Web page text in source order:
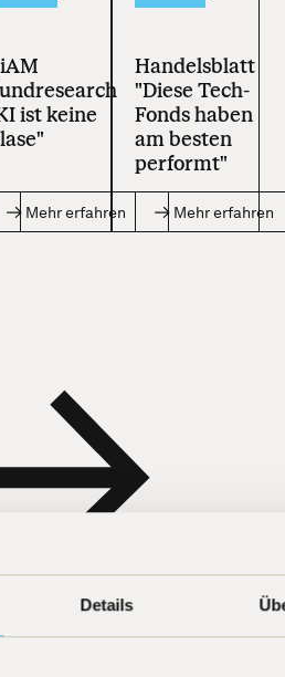
Details
ist keine
Mehr erfahren
Handelsblatt
"Diese Tech-
Fonds haben
am besten
performt"
Mehr erfahren